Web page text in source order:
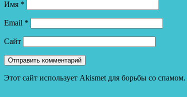
Имя *
Email *
Сайт
Этот сайт использует Akismet для борьбы со спамом.